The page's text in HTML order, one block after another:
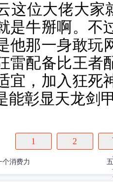
这位大佬大家
是牛掰啊。不
他那一身敢
雷配备比王者
宜，加入狂死
能彰显天龙剑
1 2
个消费力